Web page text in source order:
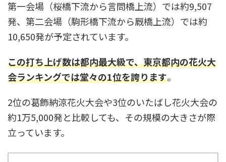
第一会場（桜橋下流から言問橋上流）では約9,507
発、第二会場（駒形橋下流から厩橋上流）では約
10,650発が予定されています。
この打ち上げ数は都内最大級で、東京都内の花火大
会ランキングでは堂々の1位を誇ります。
2位の葛飾納涼花火大会や3位のいたばし花火大会の
約1万5,000発と比較しても、その規模の大きさが際
立っています。